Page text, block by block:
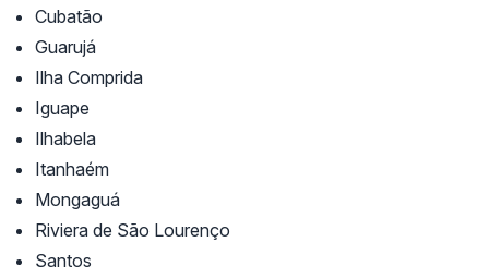
Cubatão
Guarujá
Ilha Comprida
Iguape
Ilhabela
Itanhaém
Mongaguá
Riviera de São Lourenço
Santos